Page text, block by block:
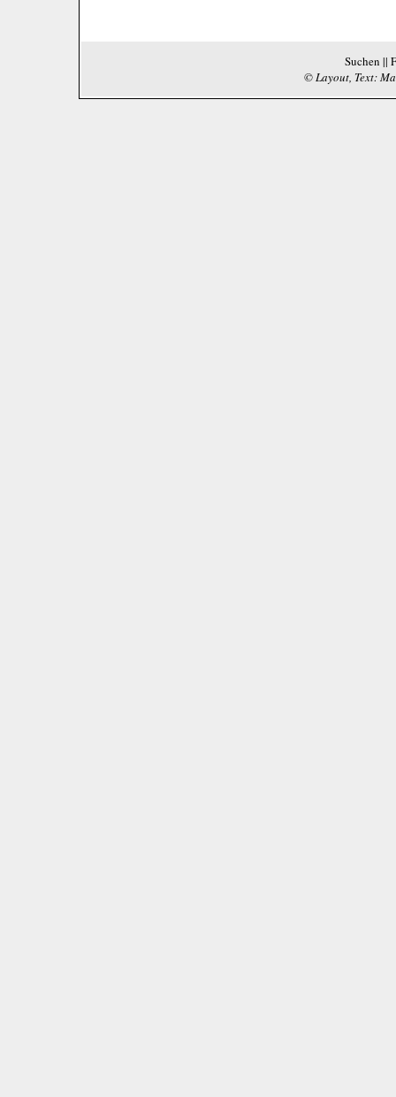
Suchen ||
© Layout, Text: